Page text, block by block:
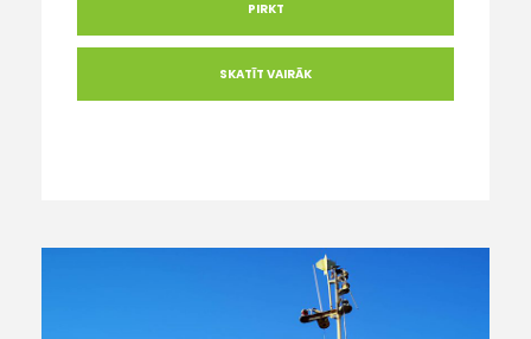
PIRKT
SKATĪT VAIRĀK